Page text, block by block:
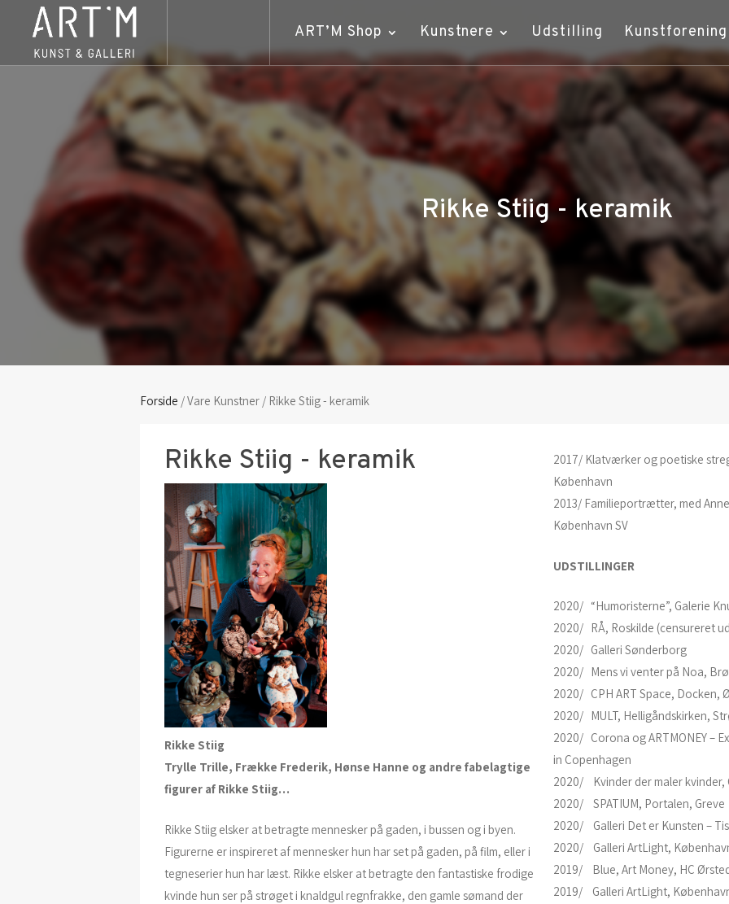
ART’M Shop Kunstnere Udstilling Kunstforening
Rikke Stiig - keramik
Forside / Vare Kunstner / Rikke Stiig - keramik
Rikke Stiig - keramik
Rikke Stiig
Trylle Trille, Frække Frederik, Hønse Hanne og andre fabelagtige
figurer af Rikke Stiig…
Rikke Stiig elsker at betragte mennesker på gaden, i bussen og i byen.
Figurerne er inspireret af mennesker hun har set på gaden, på film, eller i
tegneserier hun har læst. Rikke elsker at betragte den fantastiske frodige
kvinde hun ser på strøget i knaldgul regnfrakke, den gamle sømand der
2017/ Klatværker og poetiske
København
2013/ Familieportrætter, med
København SV
UDSTILLINGER
2020/ “Humoristerne”, Galerie
2020/ RÅ, Roskilde (censureret
2020/ Galleri Sønderborg
2020/ Mens vi venter på Noa,
2020/ CPH ART Space, Docken,
2020/ MULT, Helligåndskirken,
2020/ Corona og ARTMONEY –
in Copenhagen
2020/ Kvinder der maler kvinder,
2020/ SPATIUM, Portalen, Greve
2020/ Galleri Det er Kunsten –
2020/ Galleri ArtLight,
2019/ Blue, Art Money, HC
2019/ Galleri ArtLight,